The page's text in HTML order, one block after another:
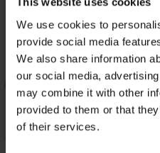
We use cookies to
provide social media
We also share information
our social media,
may combine it with other
provided to them or that
of their services.